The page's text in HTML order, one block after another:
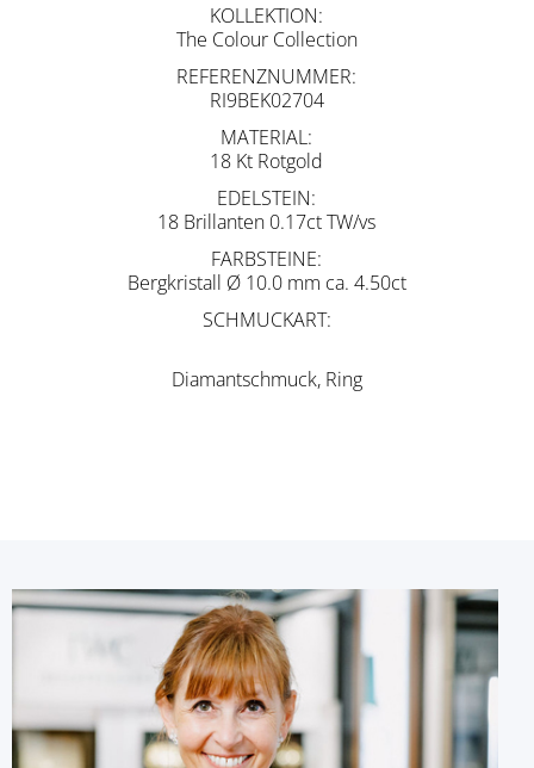
KOLLEKTION
The Colour Collection
REFERENZNUMMER
RI9BEK02704
MATERIAL
18 Kt Rotgold
EDELSTEIN
18 Brillanten 0.17ct TW/vs
FARBSTEINE
Bergkristall Ø 10.0 mm ca. 4.50ct
SCHMUCKART
Diamantschmuck, Ring